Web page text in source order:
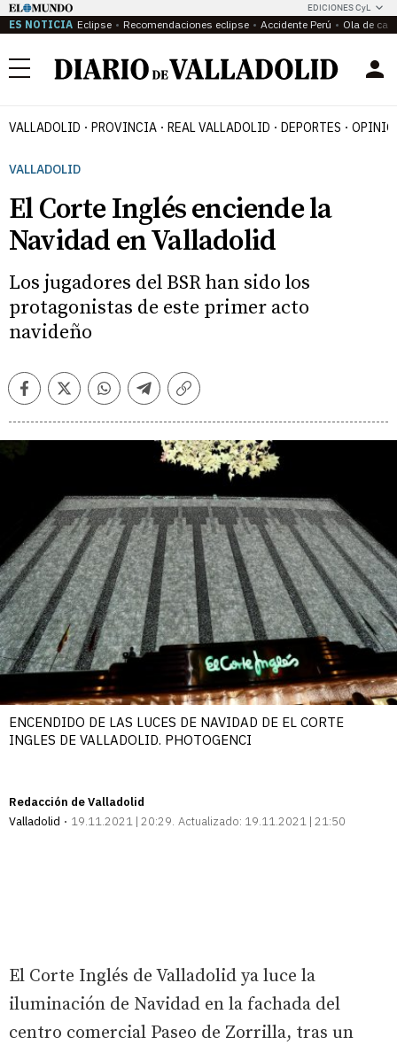
EDICIONES CyL
ES NOTICIA Eclipse Recomendaciones eclipse Accidente Perú Ola de
Menú
VALLADOLID PROVINCIA REAL VALLADOLID DEPORTES
VALLADOLID
El Corte Inglés enciende la
Navidad en Valladolid
Los jugadores del BSR han sido los
protagonistas de este primer acto
navideño
FacebookTwitterWhatsappTelegramCopiar
ENCENDIDO DE LAS LUCES DE NAVIDAD DE EL CORTE
INGLES DE VALLADOLID. PHOTOGENCI
Redacción de Valladolid
Valladolid
19.11.2021 | 20:29 Actualizado: 19.11.2021 | 21:50
El Corte Inglés de Valladolid ya luce la
iluminación de Navidad en la fachada del
centro comercial Paseo de Zorrilla, tras un